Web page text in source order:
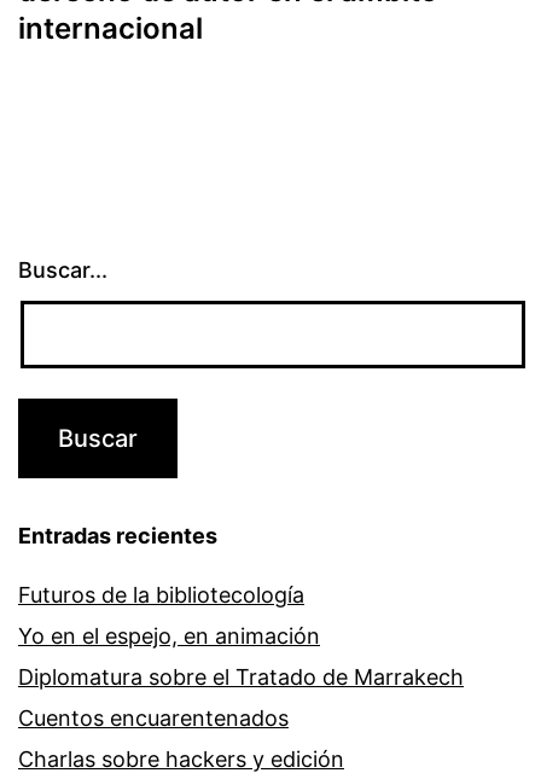
internacional
Buscar...
Entradas recientes
Futuros de la bibliotecología
Yo en el espejo, en animación
Diplomatura sobre el Tratado de Marrakech
Cuentos encuarentenados
Charlas sobre hackers y edición